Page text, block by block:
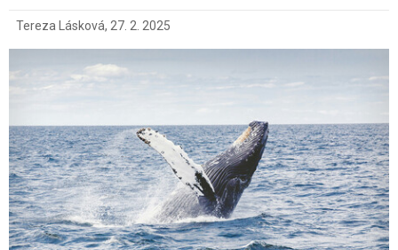
Tereza Lásková, 27. 2. 2025